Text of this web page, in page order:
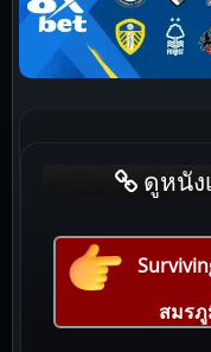
ดูหนัง
สมร